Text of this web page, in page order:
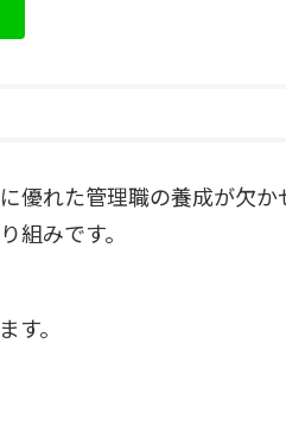
れた管理職の養成が欠か
組みです。
。